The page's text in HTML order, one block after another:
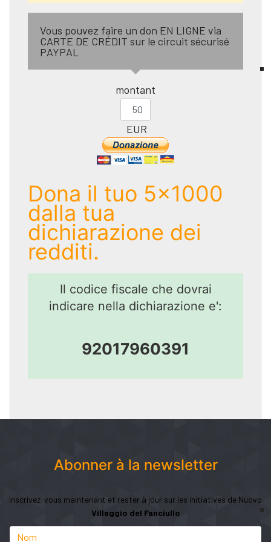
Vous pouvez faire un don EN LIGNE via
CARTE DE CRÉDIT sur le circuit sécurisé
PAYPAL
montant
EUR
Dona il tuo 5x1000
dalla tua
dichiarazione dei
redditi.
Il codice fiscale che dovrai
indicare nella dichiarazione e':
92017960391
Abonner à la newsletter
Inscrivez-vous maintenant et rester à jour sur les initiatives de Nuovo
Villaggio del Fanciullo